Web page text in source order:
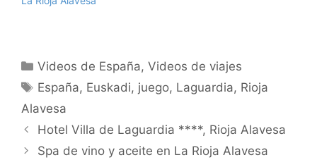
Categorías
Videos de España,Videos de viajes
Etiquetas
España, Euskadi, juego, Laguardia, Rioja
Alavesa
Hotel Villa de Laguardia ****, Rioja Alavesa
Spa de vino y aceite en La Rioja Alavesa